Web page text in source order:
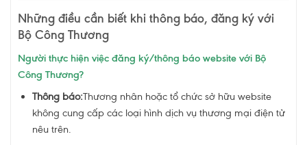
Những điều cần biết khi thông báo, đăng ký với
Bộ Công Thương
Người thực hiện việc đăng ký/thông báo website với Bộ
Công Thương?
Thông báo:Thương nhân hoặc tổ chức sở hữu website
không cung cấp các loại hình dịch vụ thương mại điện tử
nêu trên.